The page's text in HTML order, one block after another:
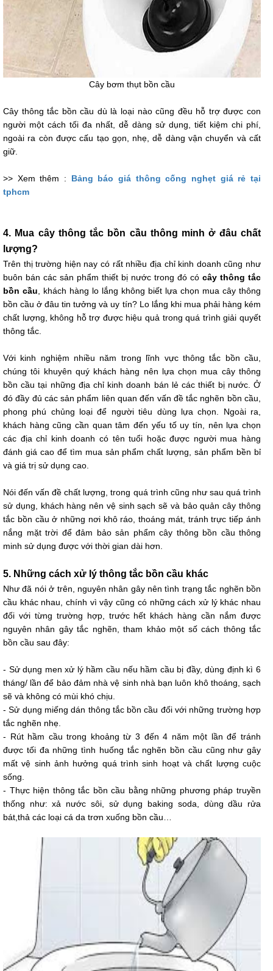
Cây bơm thụt bồn cầu
Cây thông tắc bồn cầu dù là loại nào cũng đều hỗ trợ được con
người một cách tối đa nhất, dễ dàng sử dụng, tiết kiệm chi phí,
ngoài ra còn được cấu tạo gọn, nhẹ, dễ dàng vận chuyển và cất
giữ.
>> Xem thêm : Bảng báo giá thông cống nghẹt giá rẻ tại
tphcm
4. Mua cây thông tắc bồn cầu thông minh ở đâu chất
lượng?
Trên thị trường hiện nay có rất nhiều địa chỉ kinh doanh cũng như
buôn bán các sản phẩm thiết bị nước trong đó có cây thông tắc
bồn cầu, khách hàng lo lắng không biết lựa chọn mua cây thông
bồn cầu ở đâu tin tưởng và uy tín? Lo lắng khi mua phải hàng kém
chất lượng, không hỗ trợ được hiệu quả trong quá trình giải quyết
thông tắc.
Với kinh nghiệm nhiều năm trong lĩnh vực thông tắc bồn cầu,
chúng tôi khuyên quý khách hàng nên lựa chọn mua cây thông
bồn cầu tại những địa chỉ kinh doanh bán lẻ các thiết bị nước. Ở
đó đầy đủ các sản phẩm liên quan đến vấn đề tắc nghẽn bồn cầu,
phong phú chủng loại để người tiêu dùng lựa chọn. Ngoài ra,
khách hàng cũng cần quan tâm đến yếu tố uy tín, nên lựa chọn
các địa chỉ kinh doanh có tên tuổi hoặc được người mua hàng
đánh giá cao để tìm mua sản phẩm chất lượng, sản phẩm bền bỉ
và giá trị sử dụng cao.
Nói đến vấn đề chất lượng, trong quá trình cũng như sau quá trình
sử dụng, khách hàng nên vệ sinh sạch sẽ và bảo quản cây thông
tắc bồn cầu ở những nơi khô ráo, thoáng mát, tránh trực tiếp ánh
nắng mặt trời để đảm bảo sản phẩm cây thông bồn cầu thông
minh sử dụng được với thời gian dài hơn.
5. Những cách xử lý thông tắc bồn cầu khác
Như đã nói ở trên, nguyên nhân gây nên tình trạng tắc nghẽn bồn
cầu khác nhau, chính vì vậy cũng có những cách xử lý khác nhau
đối với từng trường hợp, trước hết khách hàng cần nắm được
nguyên nhân gây tắc nghẽn, tham khảo một số cách thông tắc
bồn cầu sau đây:
- Sử dụng men xử lý hầm cầu nếu hầm cầu bị đầy, dùng định kì 6
tháng/ lần để bảo đảm nhà vệ sinh nhà bạn luôn khô thoáng, sạch
sẽ và không có mùi khó chịu.
- Sử dụng miếng dán thông tắc bồn cầu đối với những trường hợp
tắc nghẽn nhẹ.
- Rút hầm cầu trong khoảng từ 3 đến 4 năm một lần để tránh
được tối đa những tình huống tắc nghẽn bồn cầu cũng như gây
mất vệ sinh ảnh hưởng quá trình sinh hoạt và chất lượng cuộc
sống.
- Thực hiện thông tắc bồn cầu bằng những phương pháp truyền
thống như: xả nước sôi, sử dụng baking soda, dùng dầu rửa
bát,thả các loại cá da trơn xuống bồn cầu…